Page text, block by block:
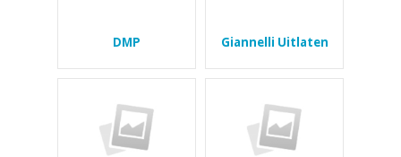
DMP Giannelli Uitlaten